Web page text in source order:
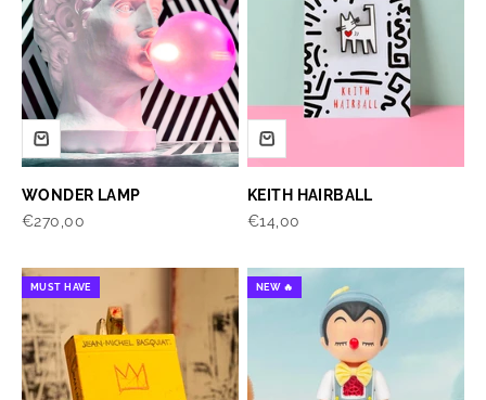
WONDER LAMP
Prix de vente
€270,00
KEITH HAIRBALL
Prix de vente
€14,00
MUST HAVE NEW 🔥